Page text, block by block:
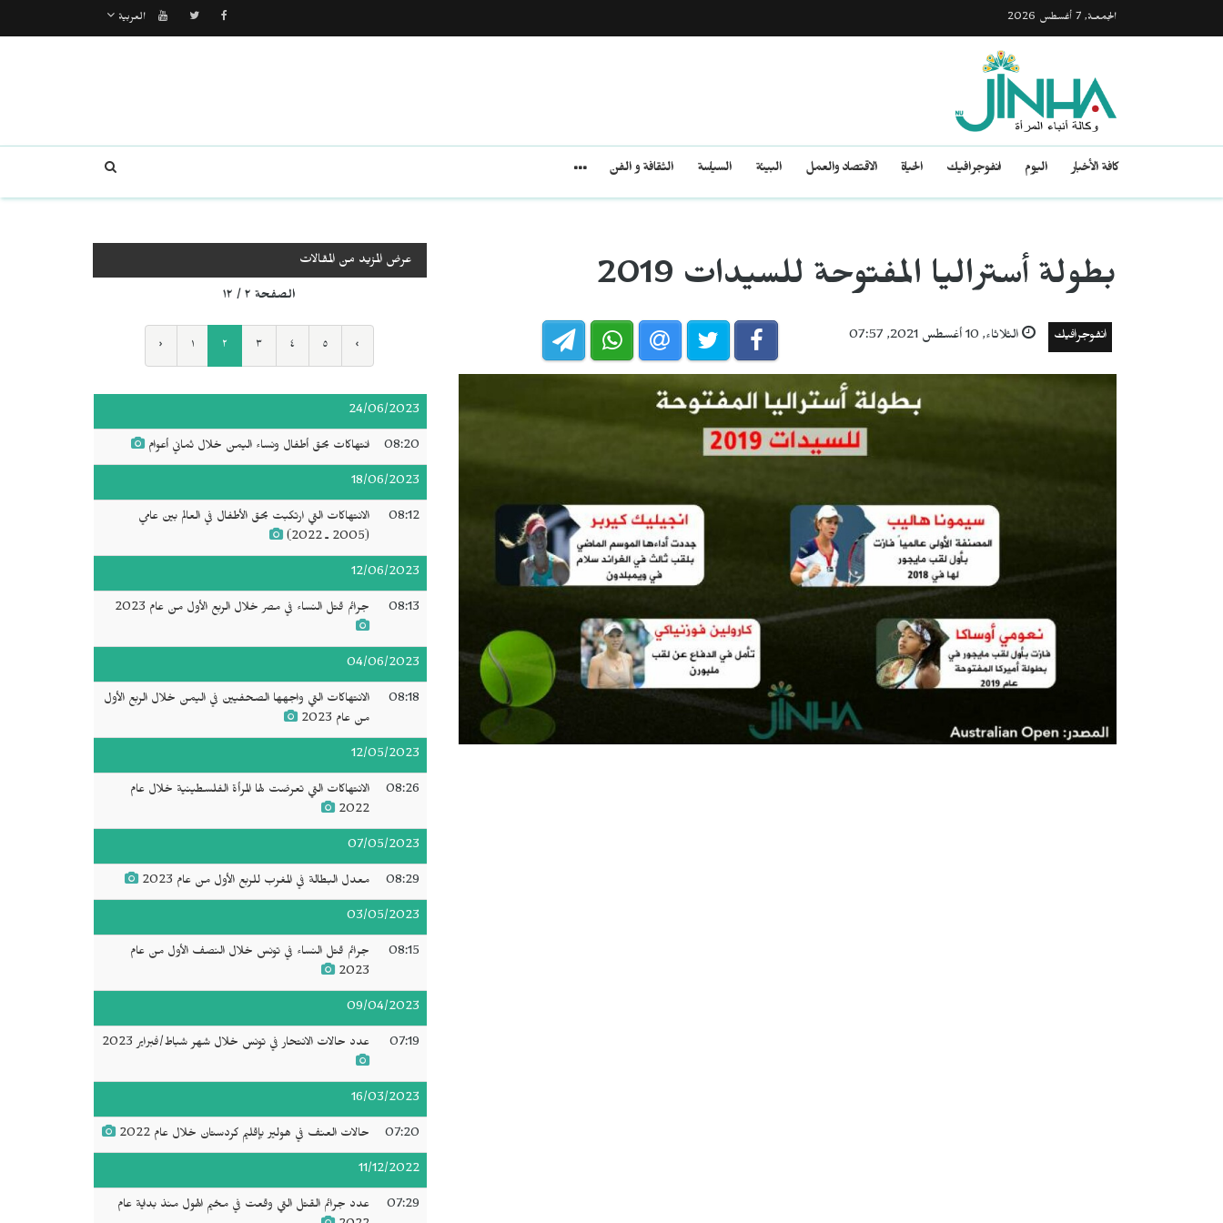
الجمعـة, 7 أغسطس 2026 العربية
كافة الأخبار اليوم انفوجرافيك الحياة الاقتصاد والعمل البيئة السياسة الثقافة و الفن
بطولة أستراليا المفتوحة للسيدات 2019
انفوجرافيك الثلاثاء, 10 أغسطس 2021, 07:57
عرض المزيد من المقالات
الصفحة ٢ / ١٢
‹ ١ ٢ ٣ ٤ ٥ ›
24/06/2023
08:20 انتهاكات بحق أطفال ونساء اليمن خلال ثماني أعوام
18/06/2023
08:12
الانتهاكات التي ارتكبت بحق الأطفال في العالم بين عامي
(2005 ـ 2022)
12/06/2023
08:13 جرائم قتل النساء في مصر خلال الربع الأول من عام 2023
04/06/2023
08:18
الانتهاكات التي واجهها الصحفيين في اليمن خلال الربع الأول
من عام 2023
12/05/2023
08:26
الانتهاكات التي تعرضت لها المرأة الفلسطينية خلال عام
2022
07/05/2023
08:29 معدل البطالة في المغرب للربع الأول من عام 2023
03/05/2023
08:15
جرائم قتل النساء في تونس خلال النصف الأول من عام
2023
09/04/2023
07:19 عدد حالات الانتحار في تونس خلال شهر شباط/فبراير 2023
16/03/2023
07:20 حالات العنف في هولير بإقليم كردستان خلال عام 2022
11/12/2022
07:29
عدد جرائم القتل التي وقعت في مخيم الهول منذ بداية عام